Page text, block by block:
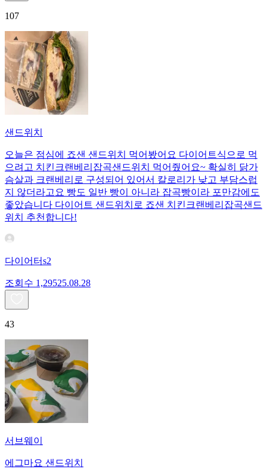
107
샌드위치
오늘은 점심에 죠샌 샌드위치 먹어봤어요 다이어트식으로 먹
으려고 치킨크랜베리잡곡샌드위치 먹어줬어요~ 확실히 닭가
슴살과 크랜베리로 구성되어 있어서 칼로리가 낮고 부담스럽
지 않더라고요 빵도 일반 빵이 아니라 잡곡빵이라 포만감에도
좋았습니다 다이어트 샌드위치로 죠샌 치킨크랜베리잡곡샌드
위치 추천합니다!
다이어터s2
조회수 1,29525.08.28
43
서브웨이
에그마요 샌드위치